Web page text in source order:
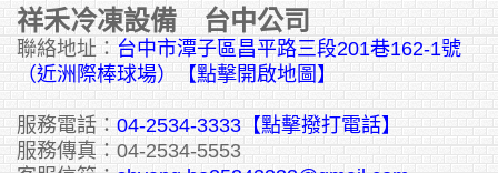
祥禾冷凍設備 台中公司
聯絡地址： 台中市潭子區昌平路三段201巷162-1號
（近洲際棒球場）【點擊開啟地圖】
服務電話： 04-2534-3333 【點擊撥打電話】
服務傳真：04-2534-5553